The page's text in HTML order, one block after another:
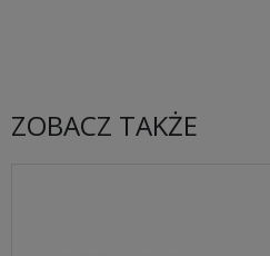
ZOBACZ TAKŻE